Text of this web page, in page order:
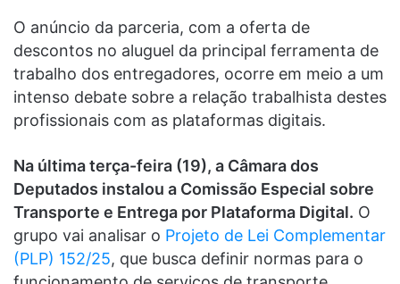
O anúncio da parceria, com a oferta de
descontos no aluguel da principal ferramenta de
trabalho dos entregadores, ocorre em meio a um
intenso debate sobre a relação trabalhista destes
profissionais com as plataformas digitais.
Na última terça-feira (19), a Câmara dos
Deputados instalou a Comissão Especial sobre
Transporte e Entrega por Plataforma Digital. O
grupo vai analisar o Projeto de Lei Complementar
(PLP) 152/25, que busca definir normas para o